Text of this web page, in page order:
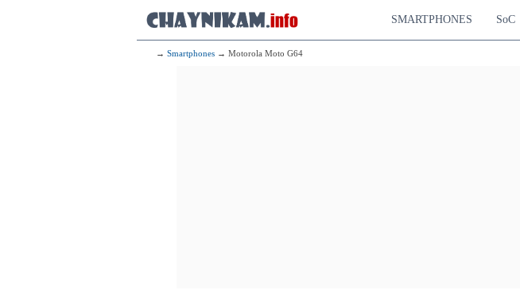
SMARTPHONES SoC
→ Smartphones → Motorola Moto G64